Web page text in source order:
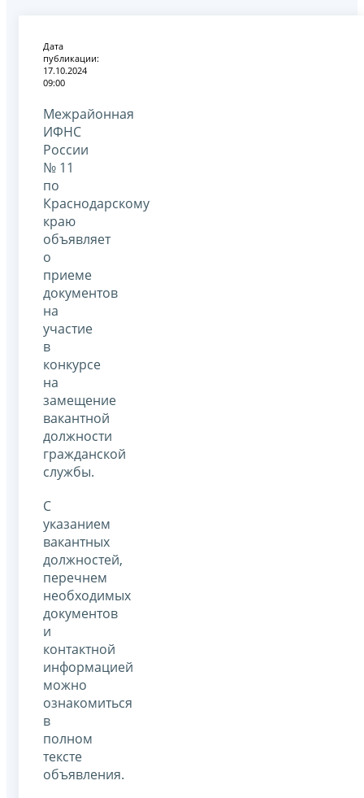
Дата
публикации:
17.10.2024
09:00
Межрайонная
ИФНС
России
№ 11
по
Краснодарскому
краю
объявляет
о
приеме
документов
на
участие
в
конкурсе
на
замещение
вакантной
должности
гражданской
службы.
С
указанием
вакантных
должностей,
перечнем
необходимых
документов
и
контактной
информацией
можно
ознакомиться
в
полном
тексте
объявления.